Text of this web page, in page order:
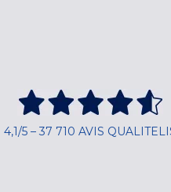
4,1/5 – 37 710 AVIS